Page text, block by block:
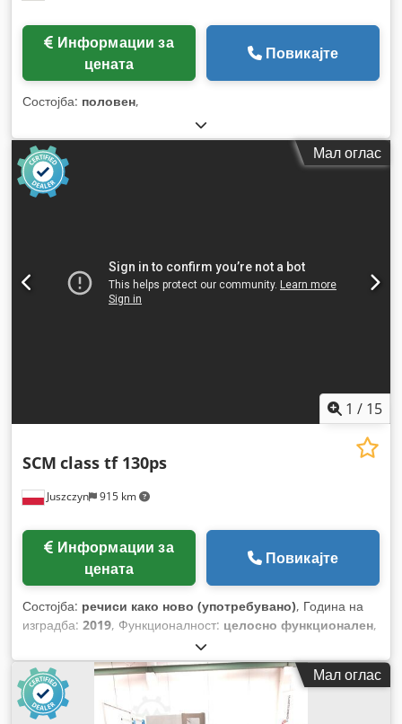
цената
Повикајте
Состојба: половен,
Мал оглас
1 / 15
Juszczyn 915 km
SCM class tf 130ps
цената
Повикајте
Состојба: речиси како ново (употребувано), Година на
изградба: 2019, Функционалност: целосно функционален,
Мал оглас